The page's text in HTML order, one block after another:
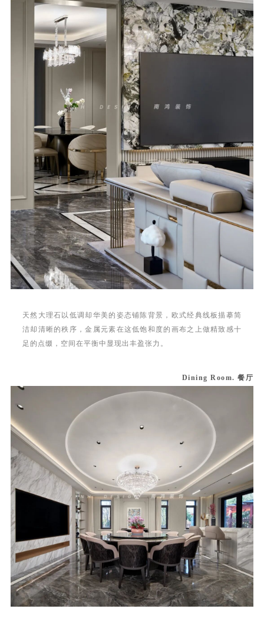
天然大理石以低调却华美的姿态铺陈背景，欧式经典线板描摹简
洁却清晰的秩序，金属元素在这低饱和度的画布之上做精致感十
足的点缀，空间在平衡中显现出丰盈张力。
Dining Room. 餐厅